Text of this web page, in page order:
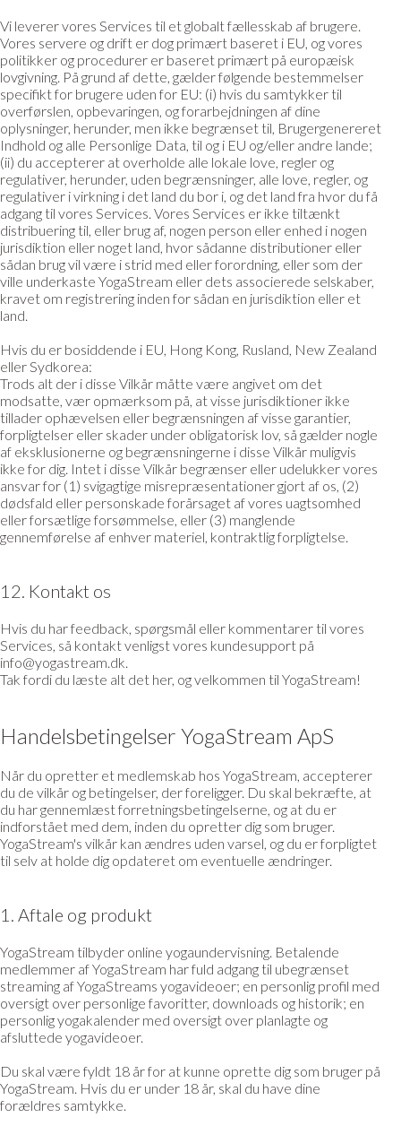
Vi leverer vores Services til et globalt fællesskab af brugere.
Vores servere og drift er dog primært baseret i EU, og vores
politikker og procedurer er baseret primært på europæisk
lovgivning. På grund af dette, gælder følgende bestemmelser
specifikt for brugere uden for EU: (i) hvis du samtykker til
overførslen, opbevaringen, og forarbejdningen af dine
oplysninger, herunder, men ikke begrænset til, Brugergenereret
Indhold og alle Personlige Data, til og i EU og/eller andre lande;
(ii) du accepterer at overholde alle lokale love, regler og
regulativer, herunder, uden begrænsninger, alle love, regler, og
regulativer i virkning i det land du bor i, og det land fra hvor du få
adgang til vores Services. Vores Services er ikke tiltænkt
distribuering til, eller brug af, nogen person eller enhed i nogen
jurisdiktion eller noget land, hvor sådanne distributioner eller
sådan brug vil være i strid med eller forordning, eller som der
ville underkaste YogaStream eller dets associerede selskaber,
kravet om registrering inden for sådan en jurisdiktion eller et
land.
Hvis du er bosiddende i EU, Hong Kong, Rusland, New Zealand
eller Sydkorea:
Trods alt der i disse Vilkår måtte være angivet om det
modsatte, vær opmærksom på, at visse jurisdiktioner ikke
tillader ophævelsen eller begrænsningen af visse garantier,
forpligtelser eller skader under obligatorisk lov, så gælder nogle
af eksklusionerne og begrænsningerne i disse Vilkår muligvis
ikke for dig. Intet i disse Vilkår begrænser eller udelukker vores
ansvar for (1) svigagtige misrepræsentationer gjort af os, (2)
dødsfald eller personskade forårsaget af vores uagtsomhed
eller forsætlige forsømmelse, eller (3) manglende
gennemførelse af enhver materiel, kontraktlig forpligtelse.
12. Kontakt os
Hvis du har feedback, spørgsmål eller kommentarer til vores
Services, så kontakt venligst vores kundesupport på
info@yogastream.dk.
Tak fordi du læste alt det her, og velkommen til YogaStream!
Handelsbetingelser YogaStream ApS
Når du opretter et medlemskab hos YogaStream, accepterer
du de vilkår og betingelser, der foreligger. Du skal bekræfte, at
du har gennemlæst forretningsbetingelserne, og at du er
indforstået med dem, inden du opretter dig som bruger.
YogaStream's vilkår kan ændres uden varsel, og du er forpligtet
til selv at holde dig opdateret om eventuelle ændringer.
1. Aftale og produkt
YogaStream tilbyder online yogaundervisning. Betalende
medlemmer af YogaStream har fuld adgang til ubegrænset
streaming af YogaStreams yogavideoer; en personlig profil med
oversigt over personlige favoritter, downloads og historik; en
personlig yogakalender med oversigt over planlagte og
afsluttede yogavideoer.
Du skal være fyldt 18 år for at kunne oprette dig som bruger på
YogaStream. Hvis du er under 18 år, skal du have dine
forældres samtykke.